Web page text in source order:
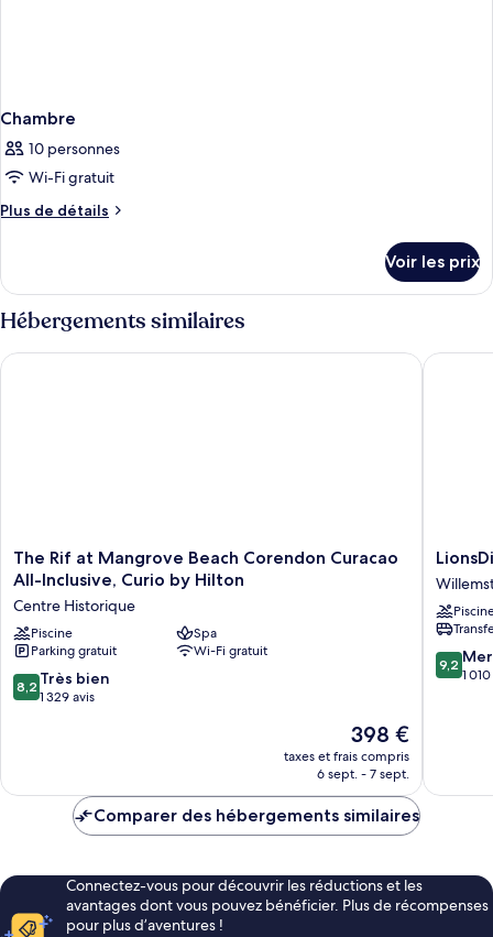
Chambre
10 personnes
Wi-Fi gratuit
Plus de détails
Plus
le
type
de
Chambre
Voir les prix
Hébergements similaires
The
Rif
Mangrove
Beach
Corendon
Curacao
All-
Centre
Historique
The Rif at Mangrove Beach Corendon Curacao
All-Inclusive, Curio by Hilton
Centre Historique
Piscine
Spa
Parking gratuit
Wi-Fi gratuit
8.2
sur
8,2 Très bien
1 329 avis
Le
nouveau
prix
de
398 €
taxes et frais compris
6 sept. - 7 sept.
The Rif at Mangrove Beach Corendon Curacao All-Inclusive,
Beach
Resort
9.2
sur
9,2
1
Comparer des hébergements similaires
Connectez-vous pour découvrir les réductions et les
avantages dont vous pouvez bénéficier. Plus de récompenses
pour plus d’aventures !